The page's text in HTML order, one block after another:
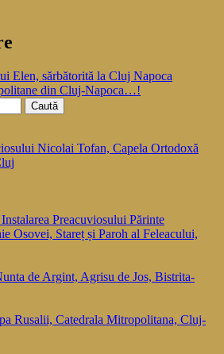
Elen, sărbătorită la Cluj Napoca
din Cluj-Napoca…!
Nicolai Tofan, Capela Ortodoxă
Preacuviosului Părinte
Osovei, Stareț și Paroh al Feleacului,
de Argint, Agrisu de Jos, Bistrita-
Rusalii, Catedrala Mitropolitana, Cluj-